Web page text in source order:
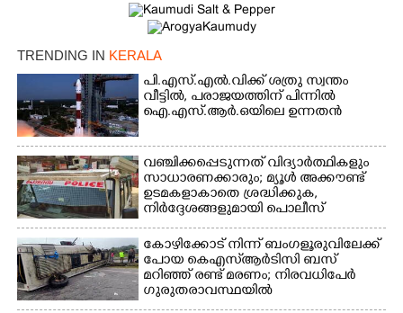
TRENDING IN KERALA
പി.എസ്.എൽ.വിക്ക് ശത്രു സ്വന്തം
വീട്ടിൽ,​ പരാജയത്തിന് പിന്നിൽ
ഐ.എസ്.ആർ.ഒയിലെ ഉന്നതൻ
വഞ്ചിക്കപ്പെടുന്നത് വിദ്യാർത്ഥികളും
സാധാരണക്കാരും; മ്യൂൾ അക്കൗണ്ട്
ഉടമകളാകാതെ ശ്രദ്ധിക്കുക,
നിർദ്ദേശങ്ങളുമായി പൊലീസ്
കോഴിക്കോട് നിന്ന് ബംഗളൂരുവിലേക്ക്
പോയ കെഎസ്‌ആർടിസി ബസ്
മറിഞ്ഞ് രണ്ട് മരണം; നിരവധിപേർ
ഗുരുതരാവസ്ഥയിൽ
×
Share this link
Copy Link